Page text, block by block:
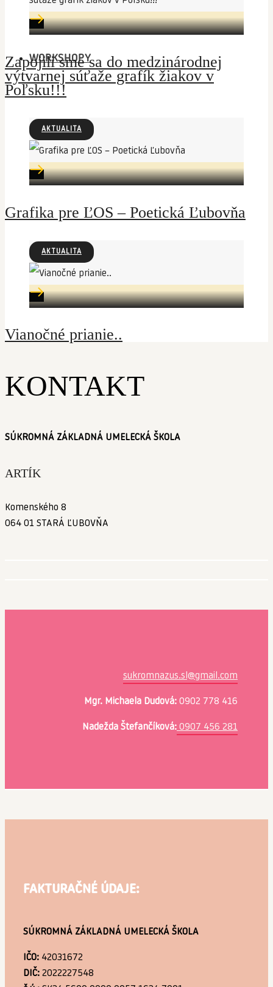
WORKSHOPY
Zapojili sme sa do medzinárodnej
výtvarnej súťaže grafík žiakov v
Poľsku!!!
AKTUALITA
Grafika pre ĽOS – Poetická Ľubovňa
AKTUALITA
Vianočné prianie..
KONTAKT
SÚKROMNÁ ZÁKLADNÁ UMELECKÁ ŠKOLA
ARTÍK
Komenského 8
064 01 STARÁ ĽUBOVŇA
sukromnazus.sl@gmail.com
Mgr. Michaela Dudová: 0902 778 416
Nadežda Štefančíková: 0907 456 281
FAKTURAČNÉ ÚDAJE:
SÚKROMNÁ ZÁKLADNÁ UMELECKÁ ŠKOLA
IČO: 42031672
DIČ: 2022227548